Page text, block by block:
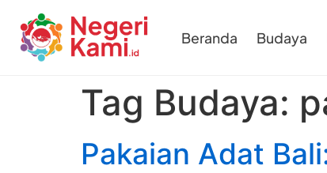
Beranda Budaya
Tag Budaya:
Pakaian Adat